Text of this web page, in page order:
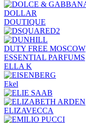
DOLLAR
DOUTIQUE
DUTY FREE MOSCOW
ESSENTIAL PARFUMS
ELLA K
Ekel
ELIZAVECCA